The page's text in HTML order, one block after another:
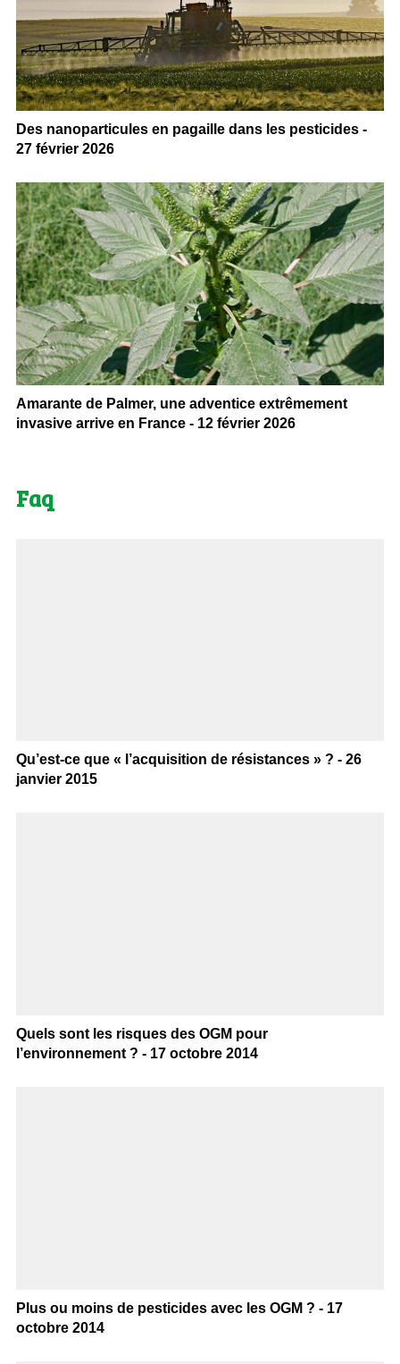
Des nanoparticules en pagaille dans les pesticides -
27 février 2026
Amarante de Palmer, une adventice extrêmement
invasive arrive en France - 12 février 2026
Faq
Qu’est-ce que « l’acquisition de résistances » ? - 26
janvier 2015
Quels sont les risques des OGM pour
l’environnement ? - 17 octobre 2014
Plus ou moins de pesticides avec les OGM ? - 17
octobre 2014